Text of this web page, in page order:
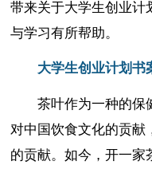
带来关于大学生创业计
与学习有所帮助。
大学生创业计划书
茶叶作为一种的保
对中国饮食文化的贡献
的贡献。如今，开一家